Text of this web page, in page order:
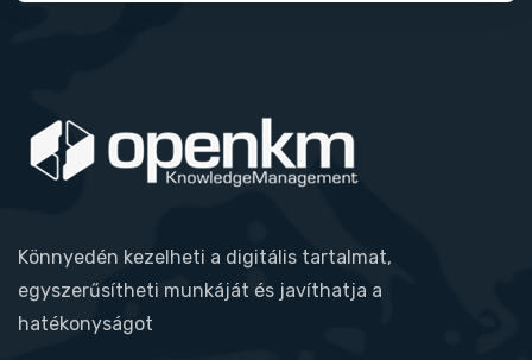
Könnyedén kezelheti a digitális tartalmat,
egyszerűsítheti munkáját és javíthatja a
hatékonyságot